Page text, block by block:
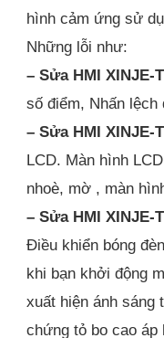
hình cảm ứng sử
Những lỗi như:
– Sửa HMI XINJE-
số điểm, Nhấn
– Sửa HMI XINJE-
LCD. Màn hình
nhoè, mờ , màn
– Sửa HMI XINJE-
Điều khiển bóng
khi bạn khởi động
xuất hiện ánh sáng
chứng tỏ bo cao